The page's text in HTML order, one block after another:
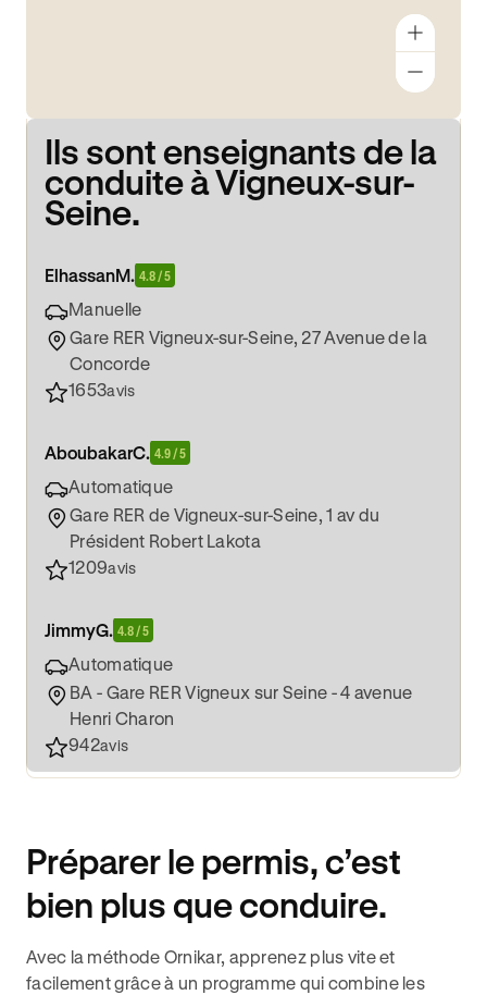
Ils sont enseignants de la
conduite à Vigneux-sur-
Seine.
ElhassanM. 4.8 / 5
Manuelle
Gare RER Vigneux-sur-Seine, 27 Avenue de la
Concorde
1653avis
AboubakarC. 4.9 / 5
Automatique
Gare RER de Vigneux-sur-Seine, 1 av du
Président Robert Lakota
1209avis
JimmyG. 4.8 / 5
Automatique
BA - Gare RER Vigneux sur Seine - 4 avenue
Henri Charon
942avis
Préparer le permis, c’est
bien plus que conduire.
Avec la méthode Ornikar, apprenez plus vite et
facilement grâce à un programme qui combine les